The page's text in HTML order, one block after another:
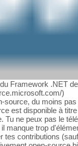
Framework .NET
)
source, du moins
est disponible à
Tu ne peux pas le
manque trop
tes contributions